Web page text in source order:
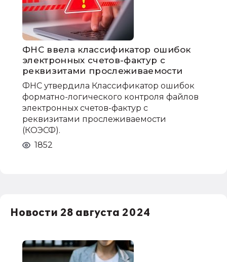
ФНС ввела классификатор ошибок
электронных счетов-фактур с
реквизитами прослеживаемости
ФНС утвердила Классификатор ошибок
форматно-логического контроля файлов
электронных счетов-фактур с
реквизитами прослеживаемости
(КОЭСФ).
1852
Новости 28 августа 2024